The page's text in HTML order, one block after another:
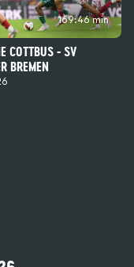
169:46 min
COTTBUS - SV
BREMEN